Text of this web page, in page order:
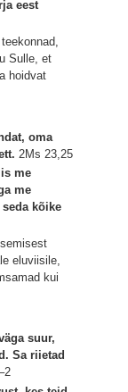
eest
Sulle, et
hoidvat
oma
2Ms 23,25
me
me
kõike
eluviisile,
kui
suur,
Sa riietad